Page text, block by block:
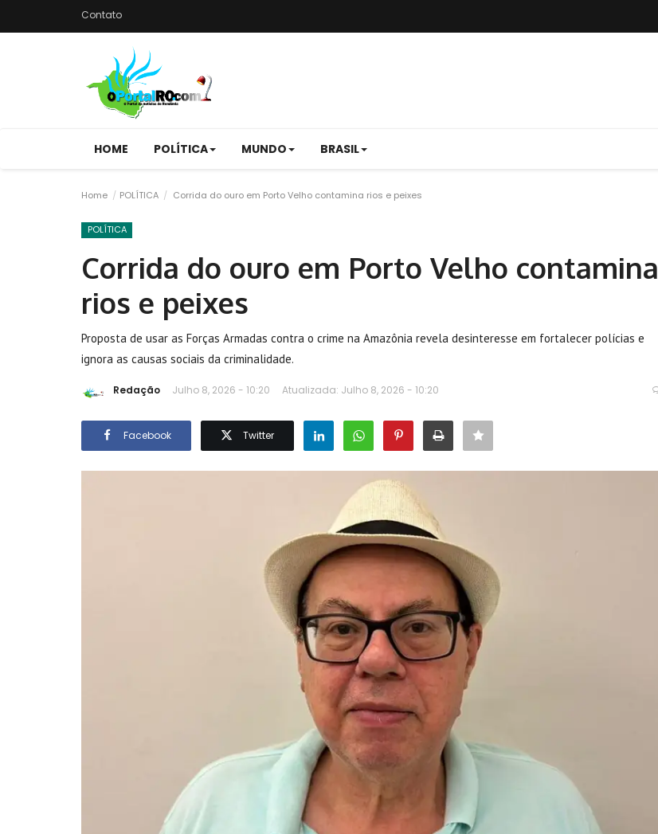
Contato
HOME POLÍTICA MUNDO BRASIL
Home POLÍTICA Corrida do ouro em Porto Velho contamina rios e peixes
POLÍTICA
Corrida do ouro em Porto Velho contamina
rios e peixes
Proposta de usar as Forças Armadas contra o crime na Amazônia revela desinteresse em fortalecer polícias e
ignora as causas sociais da criminalidade.
Redação Julho 8, 2026 - 10:20 Atualizada: Julho 8, 2026 - 10:20
Facebook Twitter